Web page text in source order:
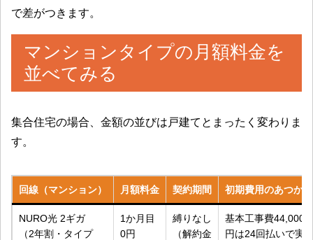
で差がつきます。
マンションタイプの月額料金を
並べてみる
集合住宅の場合、金額の並びは戸建てとまったく変わりま
す。
回線（マンション） 月額料金 契約期間 初期費用のあつかい
NURO光 2ギガ
（2年割・タイプ
1か月目
0円
縛りなし
（解約金
基本工事費44,000
円は24回払いで実